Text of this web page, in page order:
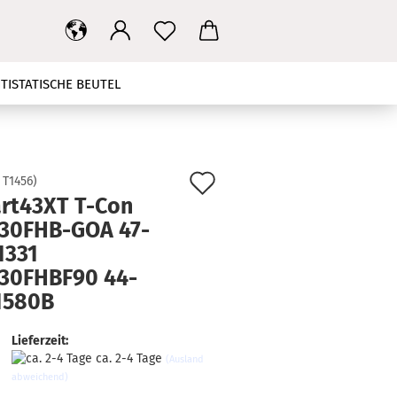
BEUTEL
KONTAKT
T1456)
T-Con
GOA 47-
44-
Lieferzeit:
ca. 2-4 Tage (Ausland
abweichend)